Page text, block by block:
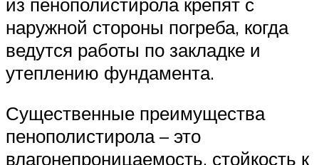
наружной стороны погреба, когда
ведутся работы по закладке и
утеплению фундамента.
Существенные преимущества
пенополистирола – это
влагонепроницаемость, стойкость к